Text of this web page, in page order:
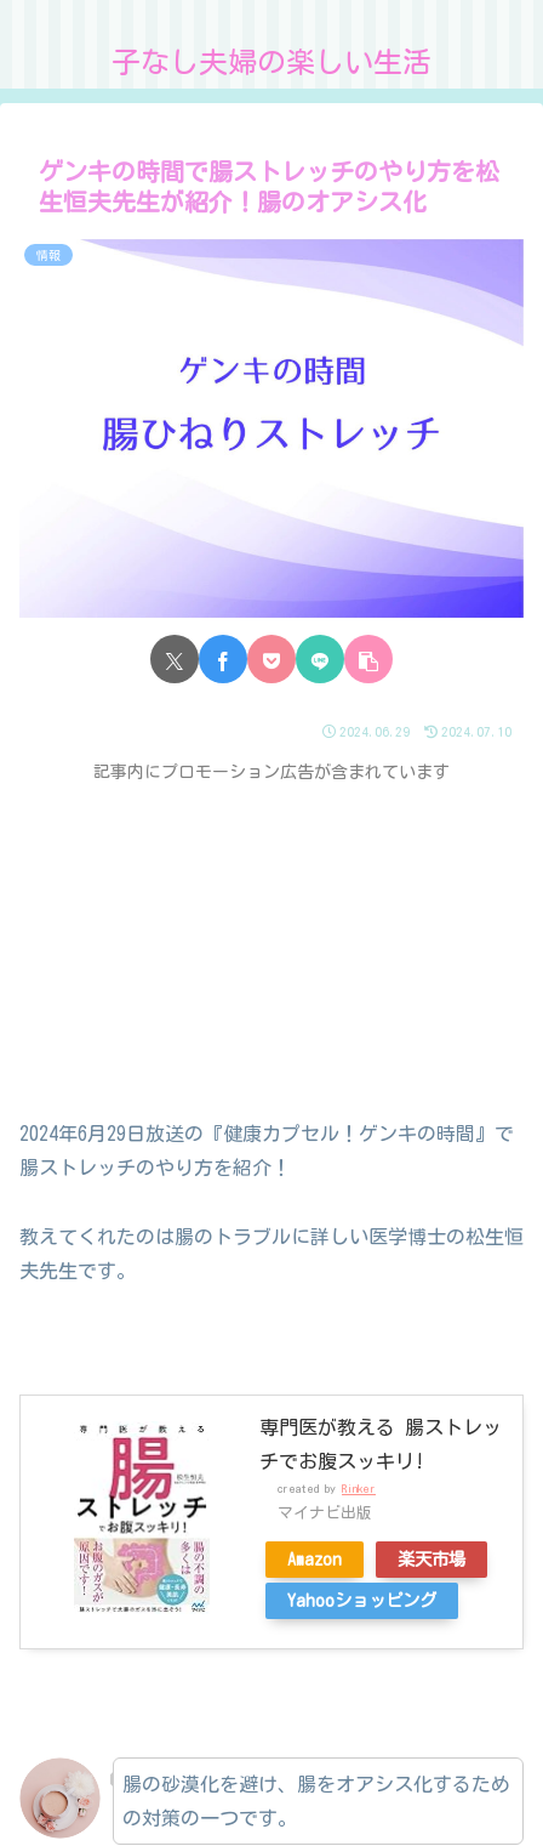
子なし夫婦の楽しい生活
ゲンキの時間で腸ストレッチのやり方を松
生恒夫先生が紹介！腸のオアシス化
情報
2024.06.29 2024.07.10
記事内にプロモーション広告が含まれています
2024年6月29日放送の『健康カプセル！ゲンキの時間』で
腸ストレッチのやり方を紹介！
教えてくれたのは腸のトラブルに詳しい医学博士の松生恒
夫先生です。
専門医が教える 腸ストレッ
チでお腹スッキリ!
created by Rinker
マイナビ出版
Amazon 楽天市場
Yahooショッピング
腸の砂漠化を避け、腸をオアシス化するため
の対策の一つです。